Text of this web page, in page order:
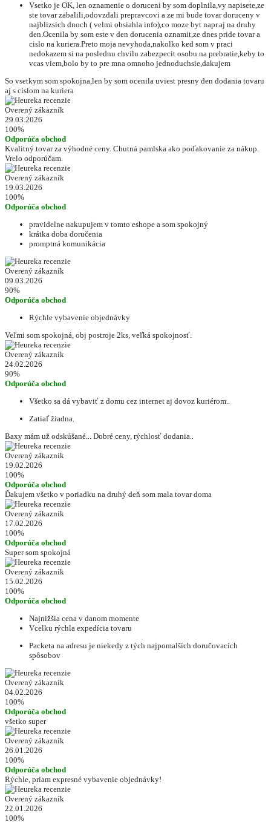
Vsetko je OK, len oznamenie o doruceni by som doplnila,vy napisete,ze
ste tovar zabalili,odovzdali prepravcovi a ze mi bude tovar doruceny v
najblizsich dnoch ( velmi obsiahla info),co moze byt napr.aj na druhy
den.Ocenila by som este v den dorucenia oznamit,ze dnes pride tovar a
cislo na kuriera.Preto moja nevyhoda,nakolko ked som v praci
nedokazem si na poslednu chvilu zabezpecit osobu na prebratie,keby to
vcas viem,bolo by to pre mna omnoho jednoduchsie,dakujem
So vsetkym som spokojna,len by som ocenila uviest presny den dodania tovaru
aj s cislom na kuriera
Overený zákazník
29.03.2026
100%
Odporúča obchod
Kvalitný tovar za výhodné ceny. Chutná pamlska ako poďakovanie za nákup.
Vrelo odporúčam.
Overený zákazník
19.03.2026
100%
Odporúča obchod
pravidelne nakupujem v tomto eshope a som spokojný
krátka doba doručenia
promptná komunikácia
Overený zákazník
09.03.2026
90%
Odporúča obchod
Rýchle vybavenie objednávky
Veľmi som spokojná, obj postroje 2ks, veľká spokojnosť.
Overený zákazník
24.02.2026
90%
Odporúča obchod
Všetko sa dá vybaviť z domu cez internet aj dovoz kuriérom..
Zatiaľ žiadna.
Baxy mám už odskúšané... Dobré ceny, rýchlosť dodania..
Overený zákazník
19.02.2026
100%
Odporúča obchod
Ďakujem všetko v poriadku na druhý deň som mala tovar doma
Overený zákazník
17.02.2026
100%
Odporúča obchod
Super som spokojná
Overený zákazník
15.02.2026
100%
Odporúča obchod
Najnižšia cena v danom momente
Vcelku rýchla expedícia tovaru
Packeta na adresu je niekedy z tých najpomalších doručovacích
spôsobov
Overený zákazník
04.02.2026
100%
Odporúča obchod
všetko super
Overený zákazník
26.01.2026
100%
Odporúča obchod
Rýchle, priam expresné vybavenie objednávky!
Overený zákazník
22.01.2026
100%